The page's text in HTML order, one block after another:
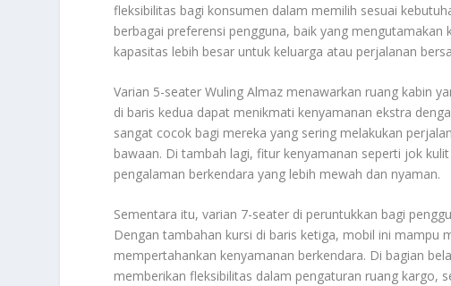
fleksibilitas bagi konsumen dalam memilih sesuai
berbagai preferensi pengguna, baik yang
kapasitas lebih besar untuk keluarga atau perjalanan
Varian 5-seater Wuling Almaz menawarkan ruang kabin
di baris kedua dapat menikmati kenyamanan ekstra
sangat cocok bagi mereka yang sering melakukan
bawaan. Di tambah lagi, fitur kenyamanan seperti jok
pengalaman berkendara yang lebih mewah dan nyaman.
Sementara itu, varian 7-seater di peruntukkan bagi
Dengan tambahan kursi di baris ketiga, mobil ini mampu
mempertahankan kenyamanan berkendara. Di bagian
memberikan fleksibilitas dalam pengaturan ruang kargo,